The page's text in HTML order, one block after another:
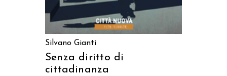
Silvano Gianti
Senza diritto di
cittadinanza